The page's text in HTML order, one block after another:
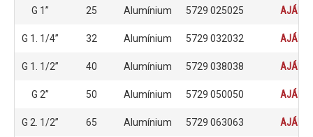
G 1” 25 Alumínium 5729 025025
G 1. 1/4” 32 Alumínium 5729 032032
G 1. 1/2” 40 Alumínium 5729 038038
G 2” 50 Alumínium 5729 050050
G 2. 1/2” 65 Alumínium 5729 063063